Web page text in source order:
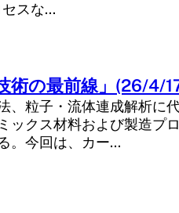
セスな…
術の最前線」(26/4/
粒子・流体連成解析に
ックス材料および製造プ
。今回は、カー…